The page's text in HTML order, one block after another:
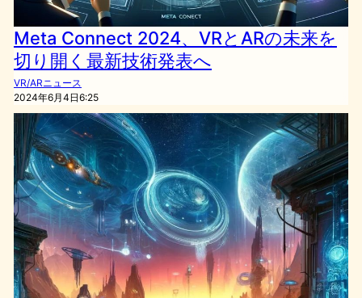
Meta Connect 2024、VRとARの未来を
切り開く最新技術発表へ
VR/ARニュース
2024年6月4日6:25